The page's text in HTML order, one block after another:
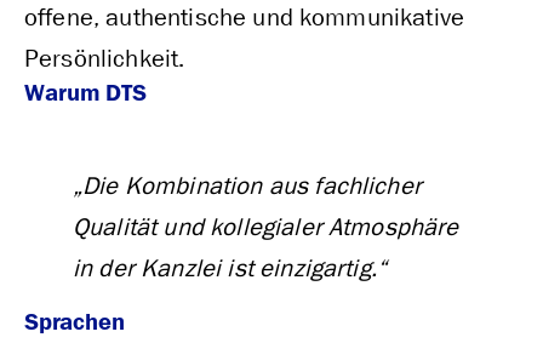
offene, authentische und kommunikative
Persönlichkeit.
Warum DTS
„Die Kombination aus fachlicher
Qualität und kollegialer Atmosphäre
in der Kanzlei ist einzigartig.“
Sprachen